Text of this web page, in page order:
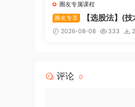
圈友专属课程
圈友专享
【选股法】(
个股选股法操作理念、
2026-08-08 333
评论 0